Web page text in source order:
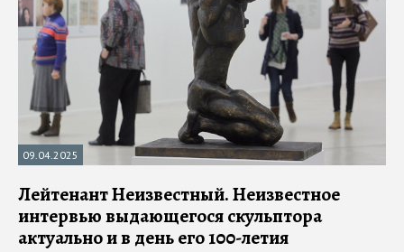
09.04.2025
Лейтенант Неизвестный. Неизвестное
интервью выдающегося скульптора
актуально и в день его 100-летия